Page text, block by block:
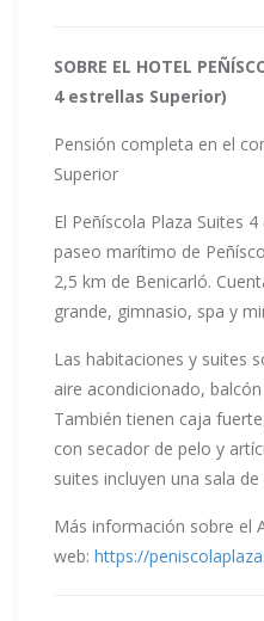
SOBRE EL HOTEL
4 estrellas Superior)
Pensión completa en el
Superior
El Peñíscola Plaza Suites
paseo marítimo de
2,5 km de Benicarló.
grande, gimnasio, spa y
Las habitaciones y suites
aire acondicionado,
También tienen caja
con secador de pelo y
suites incluyen una sala
Más información sobre el
web: https://